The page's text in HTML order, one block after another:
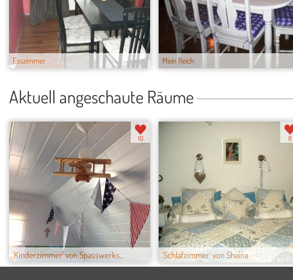
Esszimmer Mein Reich
Aktuell angeschaute Räume
'Kinderzimmer' von Spasswerks...
10
'Schlafzimmer' von Shaina
8